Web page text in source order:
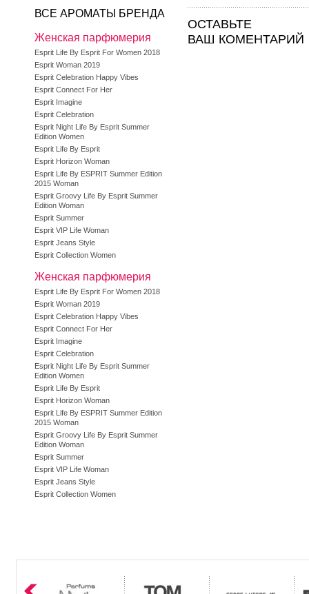
ОСТАВЬТЕ
ВАШ КОМЕНТАРИЙ
ВСЕ АРОМАТЫ БРЕНДА
Женская парфюмерия
Esprit Life By Esprit For Women 2018
Esprit Woman 2019
Esprit Celebration Happy Vibes
Esprit Connect For Her
Esprit Imagine
Esprit Celebration
Esprit Night Life By Esprit Summer
Edition Women
Esprit Life By Esprit
Esprit Horizon Woman
Esprit Life By ESPRIT Summer Edition
2015 Woman
Esprit Groovy Life By Esprit Summer
Edition Woman
Esprit Summer
Esprit VIP Life Woman
Esprit Jeans Style
Esprit Collection Women
Женская парфюмерия
Esprit Life By Esprit For Women 2018
Esprit Woman 2019
Esprit Celebration Happy Vibes
Esprit Connect For Her
Esprit Imagine
Esprit Celebration
Esprit Night Life By Esprit Summer
Edition Women
Esprit Life By Esprit
Esprit Horizon Woman
Esprit Life By ESPRIT Summer Edition
2015 Woman
Esprit Groovy Life By Esprit Summer
Edition Woman
Esprit Summer
Esprit VIP Life Woman
Esprit Jeans Style
Esprit Collection Women